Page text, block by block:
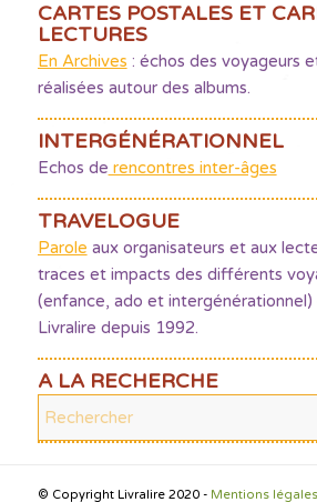
CARTES POSTALES ET
LECTURES
En Archives : échos des voyageurs
réalisées autour des albums.
INTERGÉNÉRATIONNEL
Echos de rencontres inter-âges
TRAVELOGUE
Parole aux organisateurs et aux
traces et impacts des différents
(enfance, ado et intergénérationnel)
Livralire depuis 1992.
A LA RECHERCHE
© Copyright Livralire 2020 - Mentions légales